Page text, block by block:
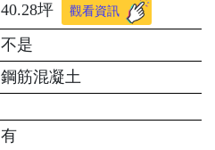
40.28坪 觀看資訊
不是
鋼筋混凝土
有